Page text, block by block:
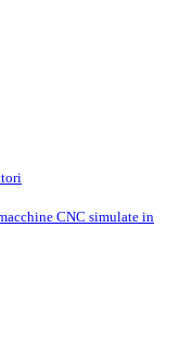
CNC simulate in